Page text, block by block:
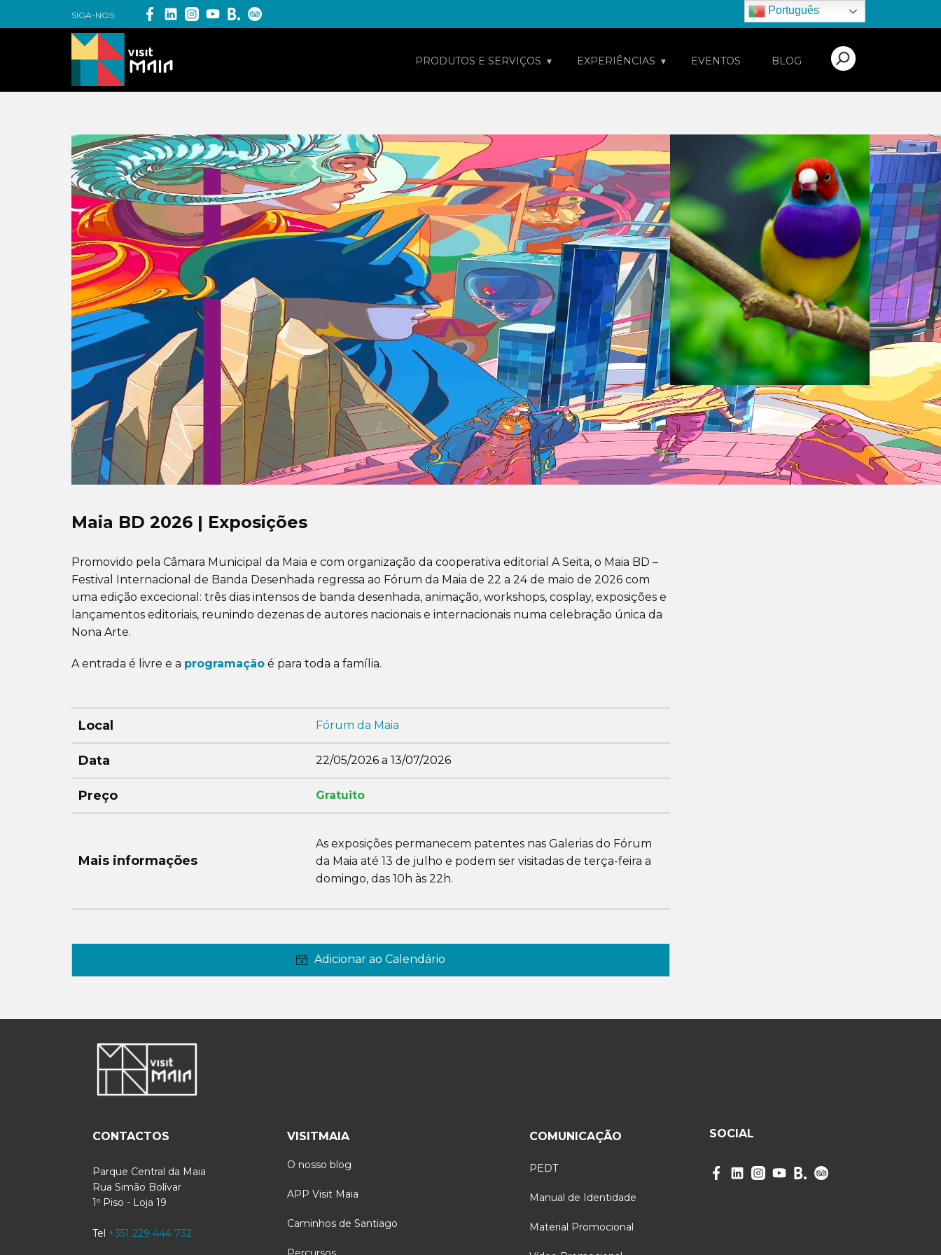
SIGA-NOS: Português
PRODUTOS E SERVIÇOS EXPERIÊNCIAS EVENTOS BLOG
Maia BD 2026 | Exposições
Promovido pela Câmara Municipal da Maia e com organização da cooperativa editorial A Seita, o Maia BD –
Festival Internacional de Banda Desenhada regressa ao Fórum da Maia de 22 a 24 de maio de 2026 com
uma edição excecional: três dias intensos de banda desenhada, animação, workshops, cosplay, exposições e
lançamentos editoriais, reunindo dezenas de autores nacionais e internacionais numa celebração única da
Nona Arte.
A entrada é livre e a programação é para toda a família.
Local Fórum da Maia
Data 22/05/2026 a 13/07/2026
Preço Gratuito
Mais informações
As exposições permanecem patentes nas Galerias do Fórum
da Maia até 13 de julho e podem ser visitadas de terça-feira a
domingo, das 10h às 22h.
Adicionar ao Calendário
CONTACTOS
Parque Central da Maia
Rua Simão Bolívar
1º Piso - Loja 19
Tel +351 229 444 732
VISITMAIA
O nosso blog
APP Visit Maia
Caminhos de Santiago
COMUNICAÇÃO
PEDT
Manual de Identidade
Material Promocional
SOCIAL